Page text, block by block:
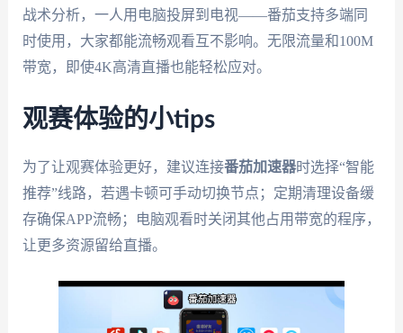
战术分析，一人用电脑投屏到电视——番茄支持多端同
时使用，大家都能流畅观看互不影响。无限流量和100M
带宽，即使4K高清直播也能轻松应对。
观赛体验的小tips
为了让观赛体验更好，建议连接番茄加速器时选择“智能
推荐”线路，若遇卡顿可手动切换节点；定期清理设备缓
存确保APP流畅；电脑观看时关闭其他占用带宽的程序，
让更多资源留给直播。